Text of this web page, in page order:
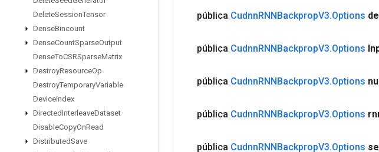
DeleteSessionTensor
DenseBincount
DenseCountSparseOutput
DenseToCSRSparseMatrix
DestroyResourceOp
DestroyTemporaryVariable
DeviceIndex
DirectedInterleaveDataset
DisableCopyOnRead
DistributedSave
pública CudnnRNNBackpropV3.Options
pública CudnnRNNBackpropV3.Options
pública CudnnRNNBackpropV3.Options
pública CudnnRNNBackpropV3.Options
pública CudnnRNNBackpropV3.Options